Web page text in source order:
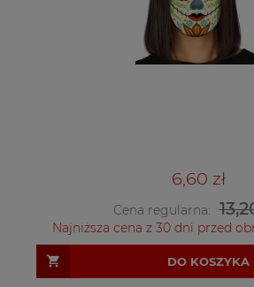
6,60 zł
Cena regularna:
Najniższa cena z 30 dni przed
DO KOSZYKA